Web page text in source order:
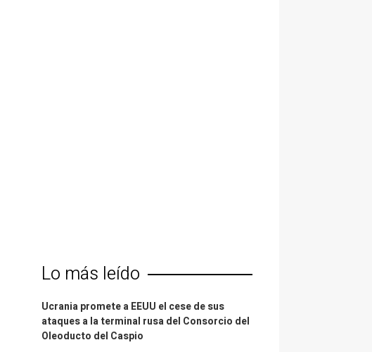
Lo más leído
Ucrania promete a EEUU el cese de sus
ataques a la terminal rusa del Consorcio del
Oleoducto del Caspio